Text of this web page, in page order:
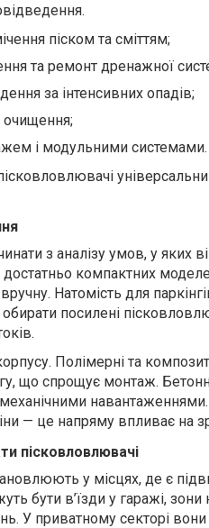
піском та сміттям;
та ремонт дренажної
за інтенсивних опадів;
очищення;
і модульними системами.
з аналізу умов, у яких
достатньо компактних
Натомість для
посилені
Полімерні та
що спрощує монтаж.
— це напряму впливає на
пісковловлювачі
у місцях, де є
бути в’їзди у гаражі, зони
У приватному секторі